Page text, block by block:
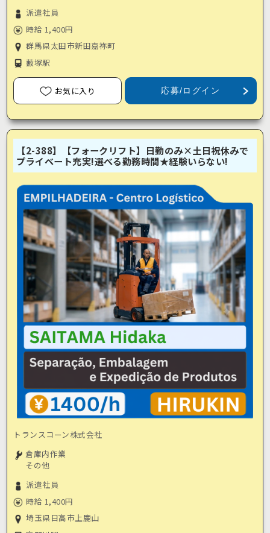
派遣社員
時給 1,400円
群馬県太田市新田嘉祢町
藪塚駅
お気に入り 応募/ログイン
【2-388】【フォークリフト】日勤のみ×土日祝休みで
プライベート充実!選べる勤務時間★経験いらない!
トランスコーン株式会社
倉庫内作業
その他
派遣社員
時給 1,400円
埼玉県日高市上鹿山